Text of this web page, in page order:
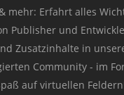
mehr: Erfahrt alles
Publisher und
Zusatzinhalte in
Community - im
auf virtuellen